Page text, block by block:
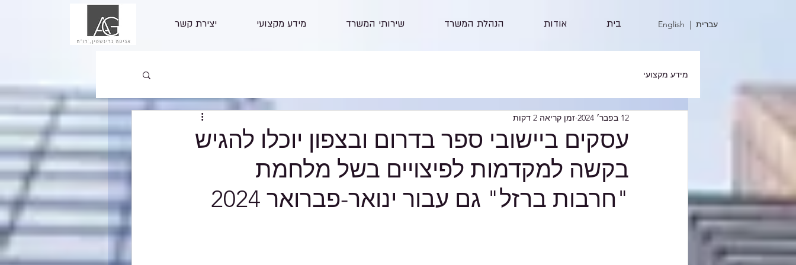
בית אודות הנהלת המשרד שירותי המשרד מידע מקצועי יצירת קשר English | עברית
מידע מקצועי
עסקים ביישובי ספר בדרום ובצפון יוכלו להגיש
בקשה למקדמות לפיצויים בשל מלחמת
"חרבות ברזל" גם עבור ינואר-פברואר 2024
12 בפבר׳ 2024 זמן קריאה 2 דקות